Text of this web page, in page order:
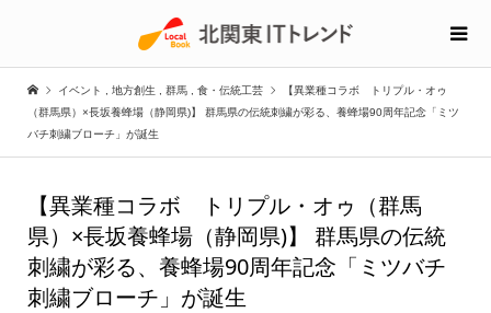
イベント 地方創生 群馬 食・伝統工芸
【異業種コラボ トリプル・オゥ
（群馬県）×長坂養蜂場（静岡県)】 群馬県の伝統刺繍が彩る、養蜂場90周年記念「ミツ
バチ刺繍ブローチ」が誕生
【異業種コラボ トリプル・オゥ（群馬
県）×長坂養蜂場（静岡県)】 群馬県の伝統
刺繍が彩る、養蜂場90周年記念「ミツバチ
刺繍ブローチ」が誕生